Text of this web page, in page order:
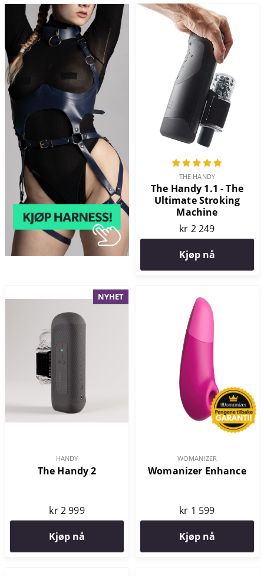
THE HANDY
The Handy 1.1 - The
Ultimate Stroking
Machine
kr 2 249
Kjøp nå
NYHET
HANDY
The Handy 2
kr 2 999
Kjøp nå
WOMANIZER
Womanizer Enhance
kr 1 599
Kjøp nå